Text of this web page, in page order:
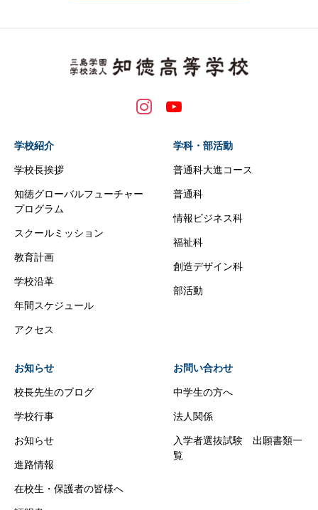
学校紹介
学校長挨拶
知徳グローバルフューチャー
プログラム
スクールミッション
教育計画
学校沿革
年間スケジュール
アクセス
学科・部活動
普通科大進コース
普通科
情報ビジネス科
福祉科
創造デザイン科
部活動
お知らせ
校長先生のブログ
学校行事
お知らせ
進路情報
在校生・保護者の皆様へ
お問い合わせ
中学生の方へ
法人関係
入学者選抜試験 出願書類一
覧